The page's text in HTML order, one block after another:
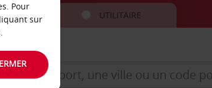
UTILITAIRE
Pour
sur